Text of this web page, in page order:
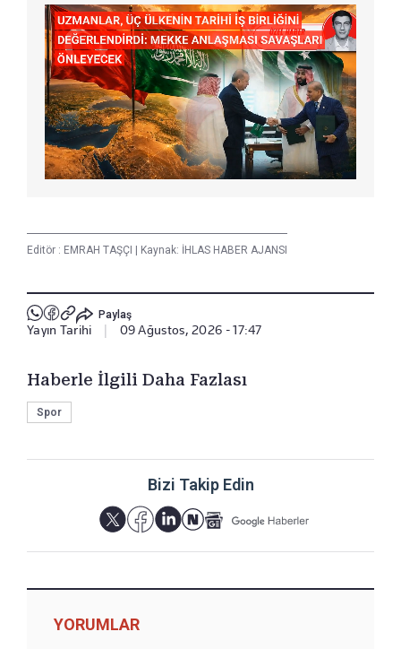
Editör : EMRAH TAŞÇI Kaynak: İHLAS HABER AJANSI
Paylaş
Yayın Tarihi 09 Ağustos, 2026 - 17:47
Haberle İlgili Daha Fazlası
Spor
Bizi Takip Edin
YORUMLAR